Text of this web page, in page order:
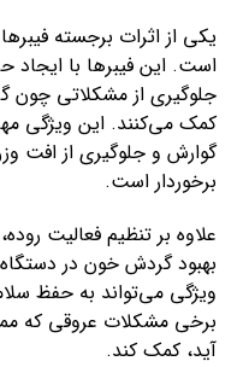
یکی از اثرات برجسته
است. این فیبرها با ایجاد
جلوگیری از مشکلاتی چون
کمک می‌کنند. این ویژگی
گوارش و جلوگیری از افت
برخوردار است.
علاوه بر تنظیم فعالیت
بهبود گردش خون در
ویژگی می‌تواند به حفظ
برخی مشکلات عروقی که
آید، کمک کند.